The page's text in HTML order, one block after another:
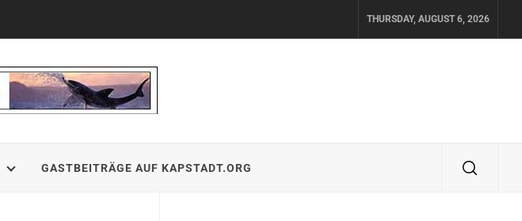
THURSDAY, AUGUST 6, 2026
GASTBEITRÄGE AUF KAPSTADT.ORG